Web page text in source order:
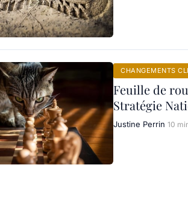
CHANGEMENTS
Feuille de
Stratégie
Justine Perrin 10